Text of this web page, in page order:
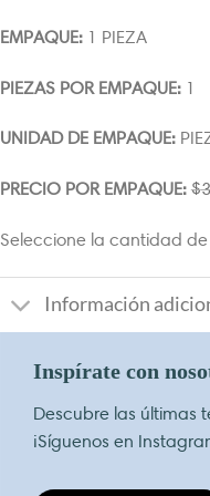
EMPAQUE:1 PIEZA
PIEZAS POR EMPAQUE:1
UNIDAD DE EMPAQUE:
PRECIO POR EMPAQUE: $
Seleccione la cantidad
Información
Inspírate con
Descubre las últimas
¡Síguenos en